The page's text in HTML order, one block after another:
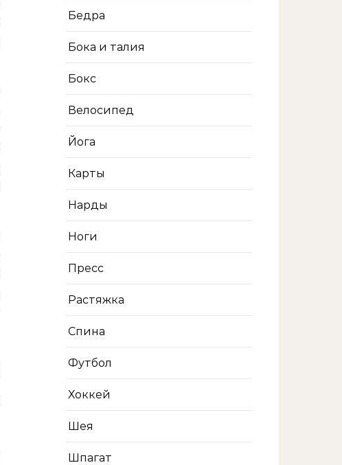
Бедра
Бока и талия
Бокс
Велосипед
Йога
Карты
Нарды
Ноги
Пресс
Растяжка
Спина
Футбол
Хоккей
Шея
Шпагат